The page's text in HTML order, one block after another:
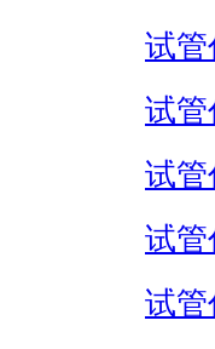
试管
试管
试管
试管
试管